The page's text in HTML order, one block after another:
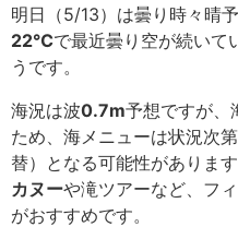
明日（5/13）は曇り時々晴
22℃で最近曇り空が続いて
うです。
海況は波0.7m予想ですが、
ため、海メニューは状況次
替）となる可能性がありま
カヌーや滝ツアーなど、フ
がおすすめです。